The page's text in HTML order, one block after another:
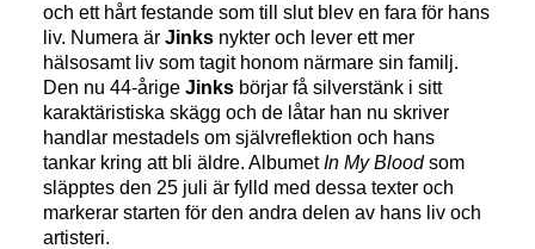
och ett hårt festande som till slut blev en fara för hans
liv. Numera ärJinks nykter och lever ett mer
hälsosamt liv som tagit honom närmare sin familj.
Den nu 44-årigeJinks börjar få silverstänk i sitt
karaktäristiska skägg och de låtar han nu skriver
handlar mestadels om självreflektion och hans
tankar kring att bli äldre. AlbumetIn My Bloodsom
släpptes den 25 juli är fylld med dessa texter och
markerar starten för den andra delen av hans liv och
artisteri.